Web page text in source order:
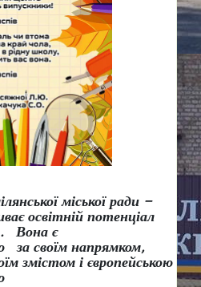
міської ради –
освітній потенціал
Вона є
за своїм напрямком,
змістом і європейською